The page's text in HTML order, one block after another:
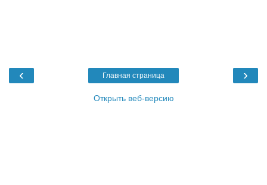
‹ ›
Главная страница
Открыть веб-версию